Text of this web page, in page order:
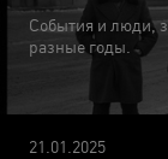
События и люди,
разные годы.
21.01.2025